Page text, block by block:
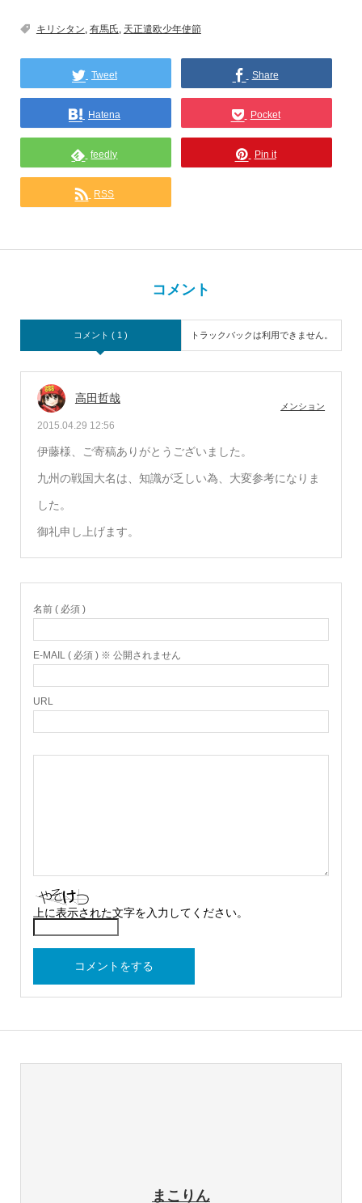
キリシタン, 有馬氏, 天正遣欧少年使節
Tweet Share
Hatena Pocket
feedly Pin it
RSS
コメント
コメント ( 1 ) トラックバックは利用できません。
高田哲哉
2015.04.29 12:56
メンション
伊藤様、ご寄稿ありがとうございました。
九州の戦国大名は、知識が乏しい為、大変参考になりま
した。
御礼申し上げます。
名前 ( 必須 )
E-MAIL ( 必須 ) ※ 公開されません
URL
上に表示された文字を入力してください。
まこりん